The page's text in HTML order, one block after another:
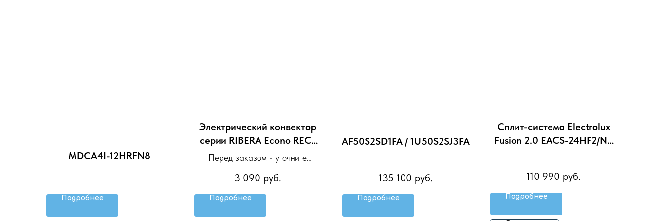
MDCA4I-12HRFN8
Подробнее
Электрический конвектор
серии RIBERA Econo REC-
Перед заказом - уточните
3 090 руб.
Подробнее
AF50S2SD1FA / 1U50S2SJ3FA
135 100 руб.
Подробнее
Сплит-система Electrolux
Fusion 2.0 EACS-24HF2/N3
110 990 руб.
Подробнее